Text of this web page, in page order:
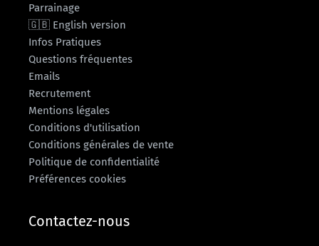
Parrainage
🇬🇧 English version
Infos Pratiques
Questions fréquentes
Emails
Recrutement
Mentions légales
Conditions d'utilisation
Conditions générales de vente
Politique de confidentialité
Préférences cookies
Contactez-nous